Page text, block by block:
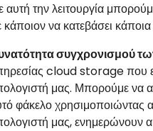
αυτή την λειτουργία
κάποιον να κατεβάσει
συγχρονισμού
cloud storage που
μας. Μπορούμε να
φάκελο χρησιμοποιώντας
μας, ενημερώνουν